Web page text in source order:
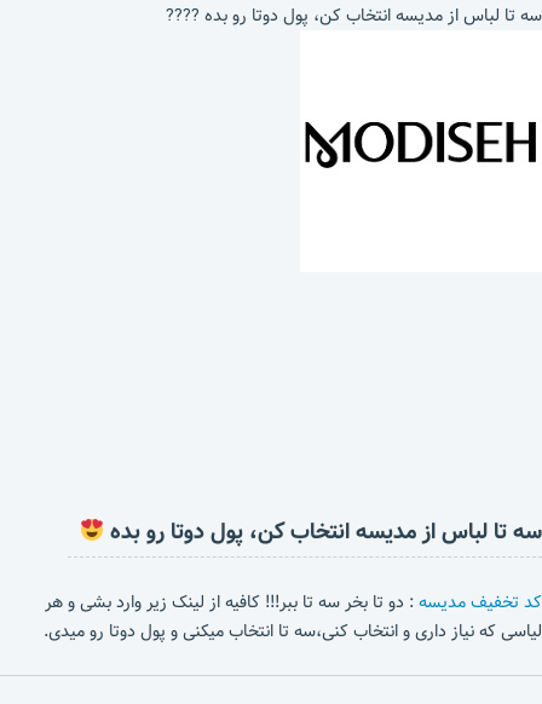
سه تا لباس از مدیسه انتخاب کن، پول دوتا رو بده ????
سه تا لباس از مدیسه انتخاب کن، پول دوتا رو بده
کد تخفیف مدیسه: دو تا بخر سه تا ببر!!! کافیه از لینک زیر وارد بشی و هر
لیاسی که نیاز داری و انتخاب کنی،سه تا انتخاب میکنی و پول دوتا رو میدی.